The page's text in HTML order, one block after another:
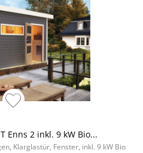
Enns 2 inkl. 9 kW Bio...
Klarglastür, Fenster, inkl. 9 kW Bio